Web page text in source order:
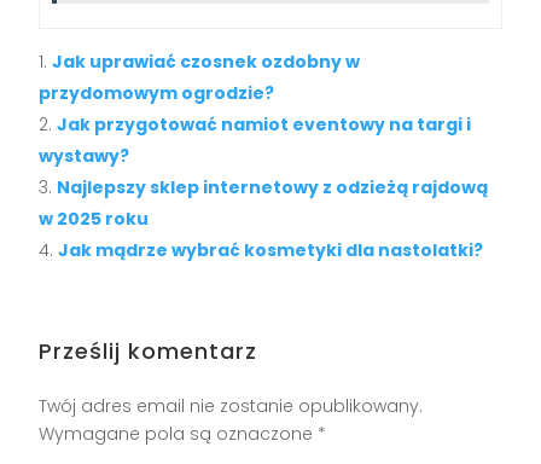
Jak uprawiać czosnek ozdobny w
przydomowym ogrodzie?
Jak przygotować namiot eventowy na targi i
wystawy?
Najlepszy sklep internetowy z odzieżą rajdową
w 2025 roku
Jak mądrze wybrać kosmetyki dla nastolatki?
Prześlij komentarz
Twój adres email nie zostanie opublikowany.
Wymagane pola są oznaczone *